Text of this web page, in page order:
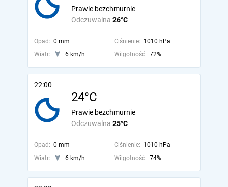
Odczuwalna 26°C
Prawie bezchmurnie
Opad: 0 mm Ciśnienie: 1010 hPa
Wiatr:
6 km/h Wilgotność: 72%
22:00
24°C
Odczuwalna 25°C
Prawie bezchmurnie
Opad: 0 mm Ciśnienie: 1010 hPa
Wiatr:
6 km/h Wilgotność: 74%